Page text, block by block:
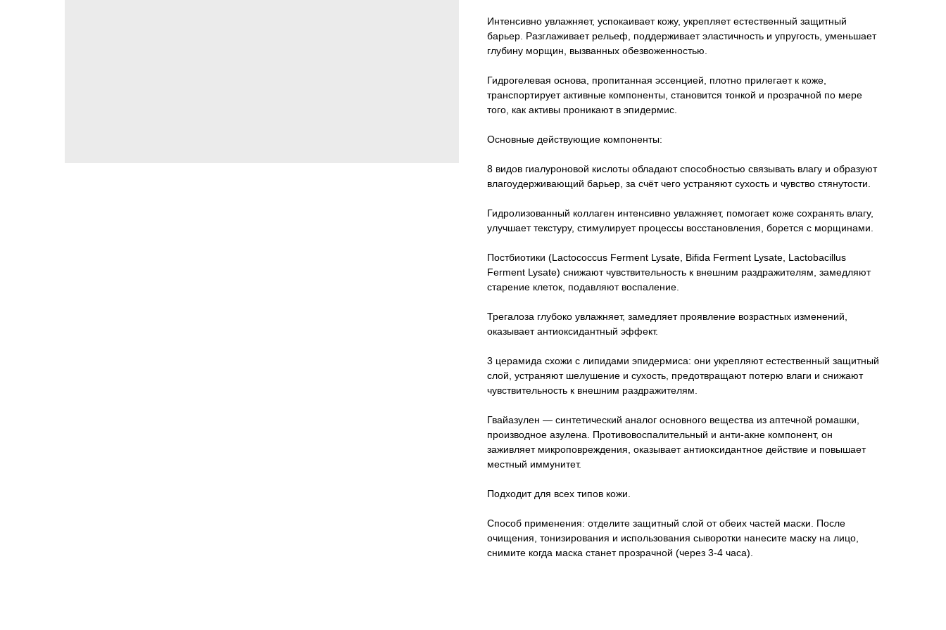
Интенсивно увлажняет, успокаивает кожу, укрепляет естественный защитный
барьер. Разглаживает рельеф, поддерживает эластичность и упругость, уменьшает
глубину морщин, вызванных обезвоженностью.
Гидрогелевая основа, пропитанная эссенцией, плотно прилегает к коже,
транспортирует активные компоненты, становится тонкой и прозрачной по мере
того, как активы проникают в эпидермис.
Основные действующие компоненты:
8 видов гиалуроновой кислоты обладают способностью связывать влагу и образуют
влагоудерживающий барьер, за счёт чего устраняют сухость и чувство стянутости.
Гидролизованный коллаген интенсивно увлажняет, помогает коже сохранять влагу,
улучшает текстуру, стимулирует процессы восстановления, борется с морщинами.
Постбиотики (Lactococcus Ferment Lysate, Bifida Ferment Lysate, Lactobacillus
Ferment Lysate) снижают чувствительность к внешним раздражителям, замедляют
старение клеток, подавляют воспаление.
Трегалоза глубоко увлажняет, замедляет проявление возрастных изменений,
оказывает антиоксидантный эффект.
3 церамида схожи с липидами эпидермиса: они укрепляют естественный защитный
слой, устраняют шелушение и сухость, предотвращают потерю влаги и снижают
чувствительность к внешним раздражителям.
Гвайазулен — синтетический аналог основного вещества из аптечной ромашки,
производное азулена. Противовоспалительный и анти-акне компонент, он
заживляет микроповреждения, оказывает антиоксидантное действие и повышает
местный иммунитет.
Подходит для всех типов кожи.
Способ применения: отделите защитный слой от обеих частей маски. После
очищения, тонизирования и использования сыворотки нанесите маску на лицо,
снимите когда маска станет прозрачной (через 3-4 часа).